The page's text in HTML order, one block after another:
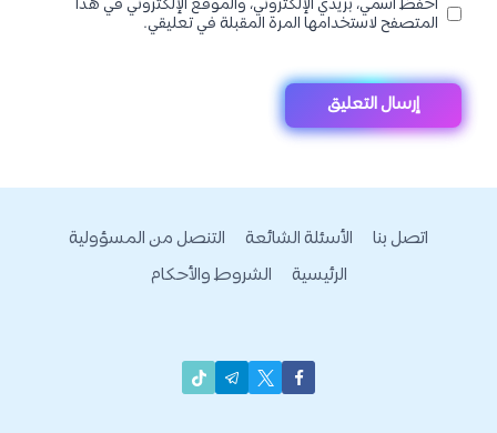
احفظ اسمي، بريدي الإلكتروني، والموقع الإلكتروني في هذا
المتصفح لاستخدامها المرة المقبلة في تعليقي.
اتصل بنا الأسئلة الشائعة
التنصل من المسؤولية
الرئيسية
الشروط والأحكام